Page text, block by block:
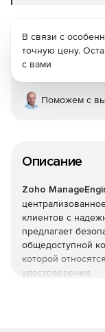
Описание
Zoho
клиентов с
предлагает
общедоступной
которой
удостоверения.
В связи с
точную цену.
с вами
Поможем с